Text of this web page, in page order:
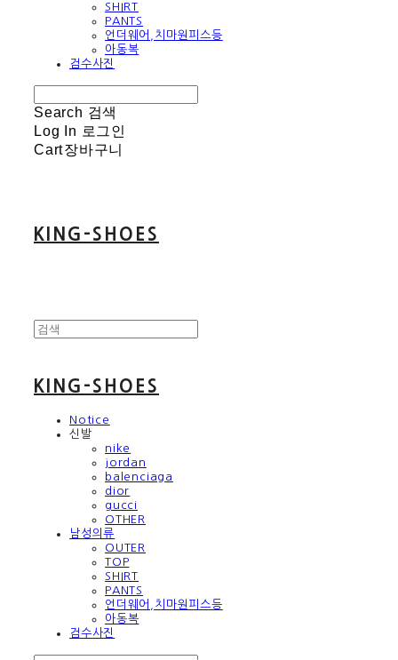
SHIRT
PANTS
언더웨어,치마원피스등
아동복
검수사진
Search 검색
Log In 로그인
Cart장바구니
KING-SHOES
KING-SHOES
Notice
신발
nike
jordan
balenciaga
dior
gucci
OTHER
남성의류
OUTER
TOP
SHIRT
PANTS
언더웨어,치마원피스등
아동복
검수사진